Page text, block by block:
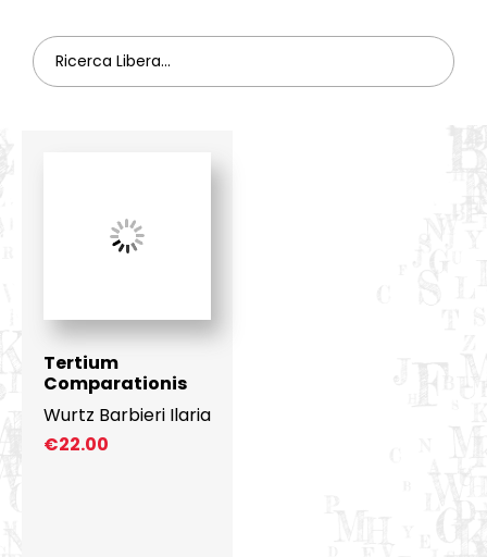
Tertium
Comparationis
Wurtz Barbieri Ilaria
€22.00